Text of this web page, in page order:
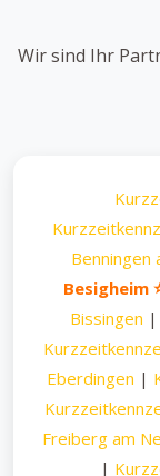
Wir sind Ihr
Benningen
Besigheim
Bissingen |
Eberdingen |
Freiberg am
|